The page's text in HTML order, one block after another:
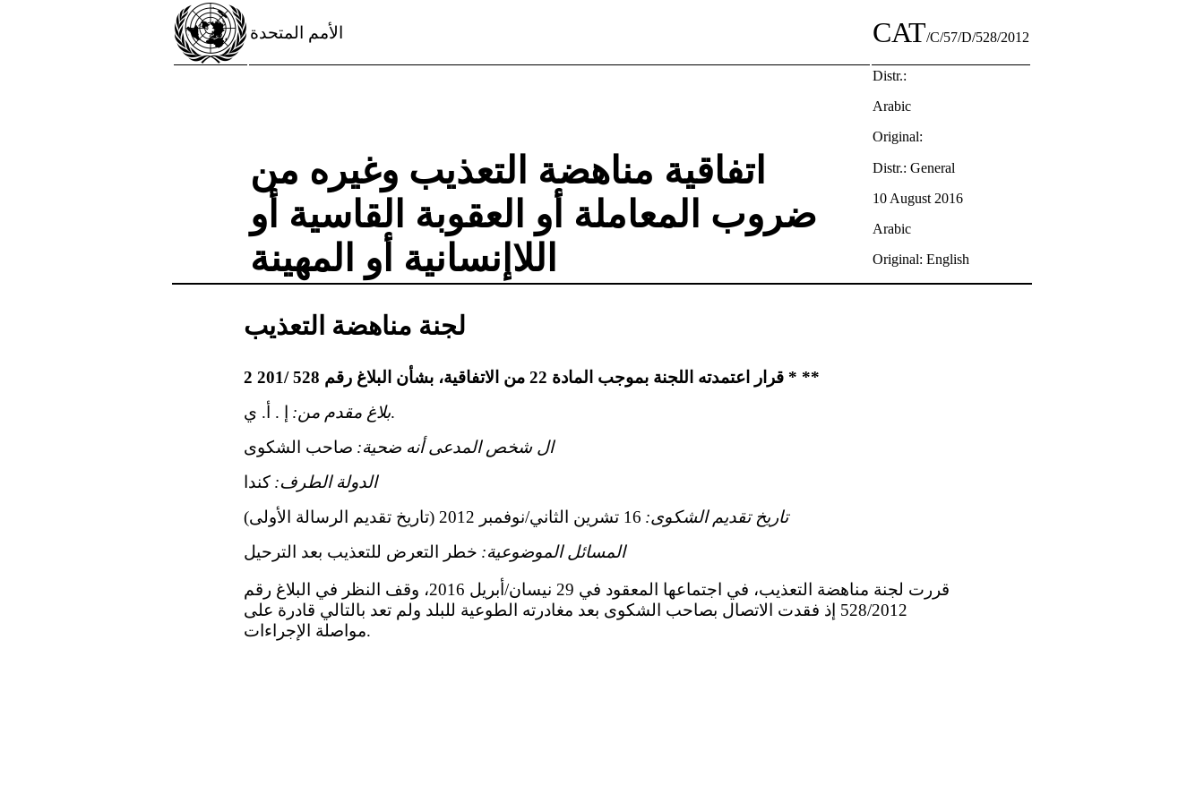
الأمم المتحدة CAT/C/57/D/528/2012
Distr.:
Arabic
Original:
اتفاقية مناهضة التعذيب وغيره من
ضروب المعاملة أو العقوبة القاسية أو
اللاإنسانية أو المهينة
Distr.: General
10 August 2016
Arabic
Original: English
لجنة مناهضة التعذيب
قرار اعتمدته اللجنة بموجب المادة 22 من الاتفاقية، بشأن البلاغ رقم 528 /201 2 * **
بلاغ مقدم من:إ . أ. ي.
ال شخص المدعى أنه ضحية: صاحب الشكوى
الدولة الطرف: كندا
تاريخ تقديم الشكوى: 16 تشرين الثاني/نوفمبر 2012 (تاريخ تقديم الرسالة الأولى)
المسائل الموضوعية: خطر التعرض للتعذيب بعد الترحيل
قررت لجنة مناهضة التعذيب، في اجتماعها المعقود في 29 نيسان/أبريل 2016، وقف النظر في البلاغ رقم
528/2012 إذ فقدت الاتصال بصاحب الشكوى بعد مغادرته الطوعية للبلد ولم تعد بالتالي قادرة على
مواصلة الإجراءات.